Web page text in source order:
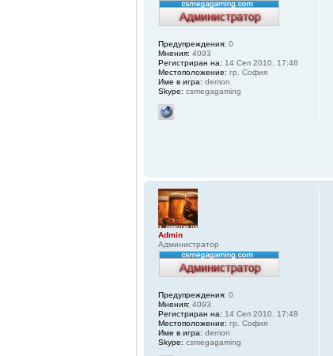
Предупреждения: 0
Мнения: 4093
Регистриран на: 14 Сеп 2010, 17:48
Местоположение: гр. София
Име в игра: demon
Skype: csmegagaming
Admin
Администратор
Предупреждения: 0
Мнения: 4093
Регистриран на: 14 Сеп 2010, 17:48
Местоположение: гр. София
Име в игра: demon
Skype: csmegagaming